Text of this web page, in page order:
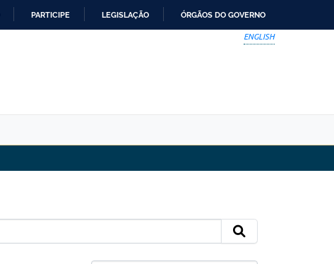
PARTICIPE LEGISLAÇÃO ÓRGÃOS DO GOVERNO
ENGLISH